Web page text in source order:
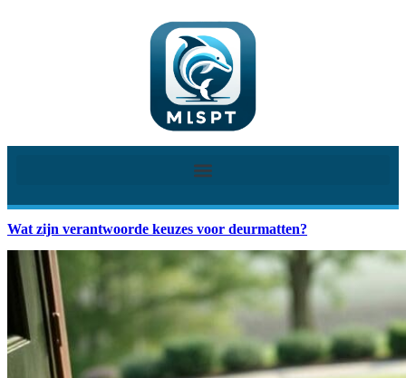
Wat zijn verantwoorde keuzes voor deurmatten?